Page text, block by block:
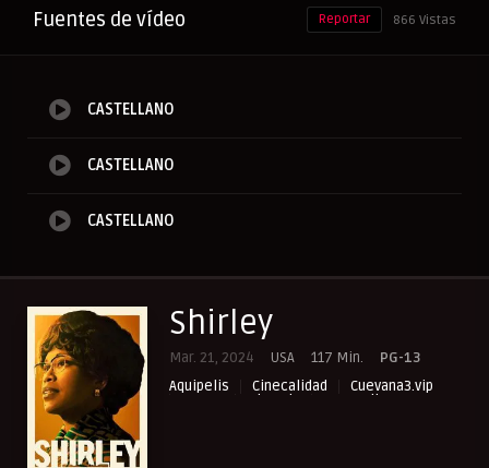
Anuncio
Fuentes de vídeo 866 Vistas
Reportar
CASTELLANO
CASTELLANO
CASTELLANO
Shirley
Mar. 21, 2024 USA 117 Min.
PG-13
Aquipelis
Cinecalidad
Cuevana3.vip
Historia
NewPelis org